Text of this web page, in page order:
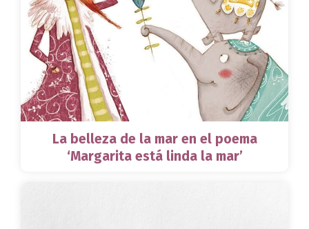
La belleza de la mar en el poema
‘Margarita está linda la mar’